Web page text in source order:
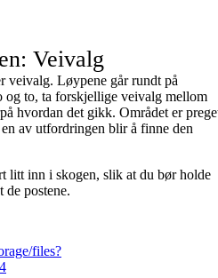
Veivalg
veivalg. Løypene går rundt på
og to, ta forskjellige veivalg mellom
hvordan det gikk. Området er
av utfordringen blir å finne den
litt inn i skogen, slik at du bør holde
postene.
files?